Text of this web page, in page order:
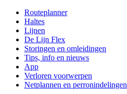
Routeplanner
Haltes
Lijnen
De Lijn Flex
Storingen en omleidingen
Tips, info en nieuws
App
Verloren voorwerpen
Netplannen en perronindelingen